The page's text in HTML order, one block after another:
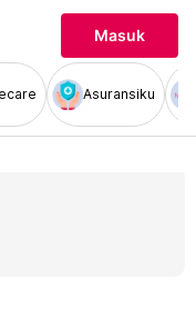
Masuk
Asuransiku